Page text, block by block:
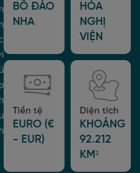
BỒ ĐÀO
NHA
HÒA
NGHỊ
VIỆN
Tiền tệ
EURO (€
- EUR)
Diện tích
KHOẢNG
92.212
KM²